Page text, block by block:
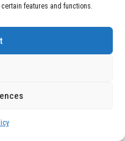
features and functions.
revela en
400 km de rango
de carga
9, 2026
de 45 km y
este scooter cuesta